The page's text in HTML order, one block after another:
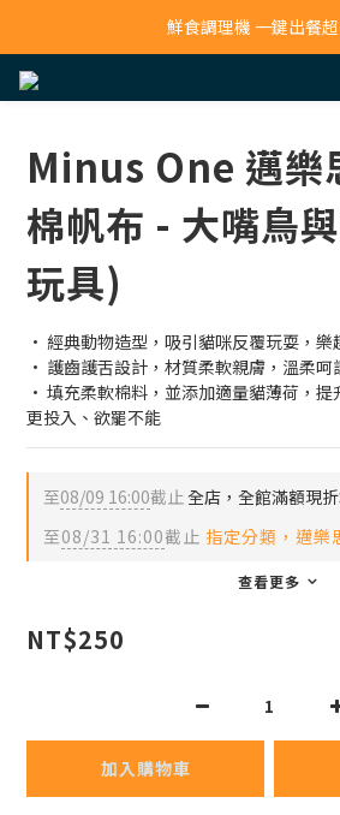
寵物吸毛機 吸毛清淨抗敏
鮮食調理機 一鍵出餐
Minus One 邁樂
棉帆布 - 大嘴鳥
玩具)
· 經典動物造型，吸引貓咪反覆玩耍，樂
· 護齒護舌設計，材質柔軟親膚，溫柔呵
· 填充柔軟棉料，並添加適量貓薄荷，
更投入、欲罷不能
至08/09 16:00截止全店，全館滿額現
至08/31 16:00截止 指定分類，邁樂
查看更多
NT$250
加入購物車